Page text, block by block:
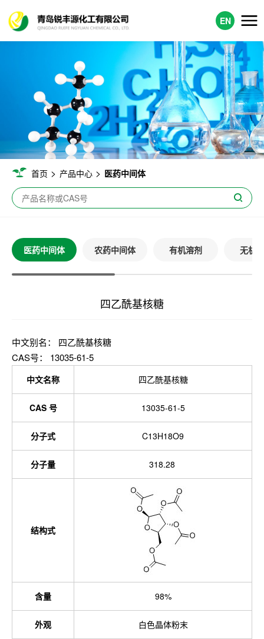
EN
首页 > 产品中心 > 医药中间体
医药中间体 农药中间体 有机溶剂 无机
四乙酰基核糖
中文别名： 四乙酰基核糖
CAS号： 13035-61-5
中文名称 四乙酰基核糖
CAS 号 13035-61-5
分子式 C13H18O9
分子量 318.28
结构式
含量 98%
外观 白色晶体粉末